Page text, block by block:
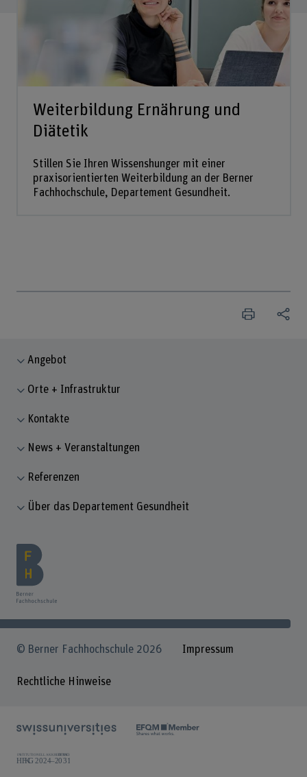
Weiterbildung Ernährung und
Diätetik
Stillen Sie Ihren Wissenshunger mit einer
praxisorientierten Weiterbildung an der Berner
Fachhochschule, Departement Gesundheit.
Angebot
Orte + Infrastruktur
Kontakte
News + Veranstaltungen
Referenzen
Über das Departement Gesundheit
© Berner Fachhochschule 2026 Impressum
Rechtliche Hinweise